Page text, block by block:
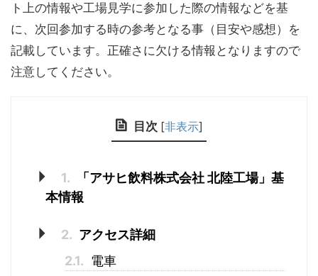
ト上の情報や工場見学に参加した際の情報などを基
に、次回参加する時の参考となる事（目安や感想）を
記載しています。正確さに欠ける情報となりますので
注意してください。
目次 [非表示]
1.
「アサヒ飲料株式会社 北陸工場」基
本情報
2. アクセス詳細
2.1. 電車